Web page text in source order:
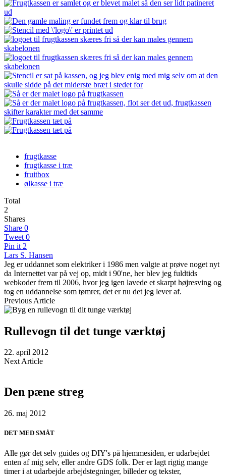
frugtkasse
frugtkasse i træ
fruitbox
ølkasse i træ
Total
2
Shares
Share 0
Tweet 0
Pin it 2
Lars S. Hansen
Jeg er uddannet som elektriker i 1986 men valgte at prøve noget nyt
da Internettet var på vej op, midt i 90'ne, her blev jeg fuldtids
webkoder frem til 2006, hvor jeg igen lavede et skarpt højresving og
tog en uddannelse som tømrer, det er nu det jeg lever af.
Previous Article
Rullevogn til det tunge værktøj
22. april 2012
Next Article
Den pæne streg
26. maj 2012
DET MED SMÅT
Alle gør det selv guides og DIY's på hjemmesiden, er udarbejdet
enten af mig selv, eller andre GDS folk. Der er lagt rigtig mange
timer i at udarbejde arbejdstegninger, billeder og tekster,